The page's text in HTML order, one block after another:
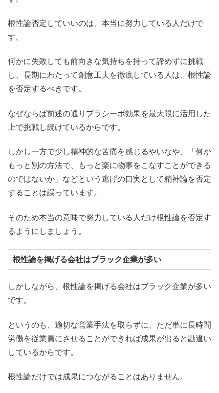
根性論否定していいのは、本当に努力している人だけで
す。
何かに失敗しても前向きな気持ちを持って諦めずに挑戦
し、長期にわたって創意工夫を徹底している人は、根性論
を否定するべきです。
なぜならば前述の通りプラシーボ効果を最大限に活用した
上で挑戦し続けているからです。
しかし一方で少し精神的な苦痛を感じるやいなや、「何か
もっと別の方法で、もっと楽に物事をこなすことができる
のではないか」などという逃げの口実として精神論を否定
することは誤っています。
そのため本当の意味で努力している人だけ根性論を否定す
るようにしましょう。
根性論を掲げる会社はブラック企業が多い
しかしながら、根性論を掲げる会社はブラック企業が多い
です。
というのも、適切な営業手法を取らずに、ただ単に長時間
労働を従業員にさせることができれば成果が出ると勘違い
しているからです。
根性論だけでは成果につながることはありません。